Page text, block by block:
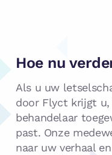
Hoe nu
Als u uw
door Flyct krijgt u,
behandelaar
past. Onze
naar uw verhaal